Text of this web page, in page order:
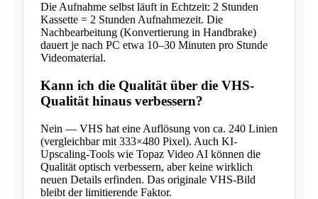
Die Aufnahme selbst läuft in Echtzeit: 2 Stunden
Kassette = 2 Stunden Aufnahmezeit. Die
Nachbearbeitung (Konvertierung in Handbrake)
dauert je nach PC etwa 10–30 Minuten pro Stunde
Videomaterial.
Kann ich die Qualität über die VHS-
Qualität hinaus verbessern?
Nein — VHS hat eine Auflösung von ca. 240 Linien
(vergleichbar mit 333×480 Pixel). Auch KI-
Upscaling-Tools wie Topaz Video AI können die
Qualität optisch verbessern, aber keine wirklich
neuen Details erfinden. Das originale VHS-Bild
bleibt der limitierende Faktor.